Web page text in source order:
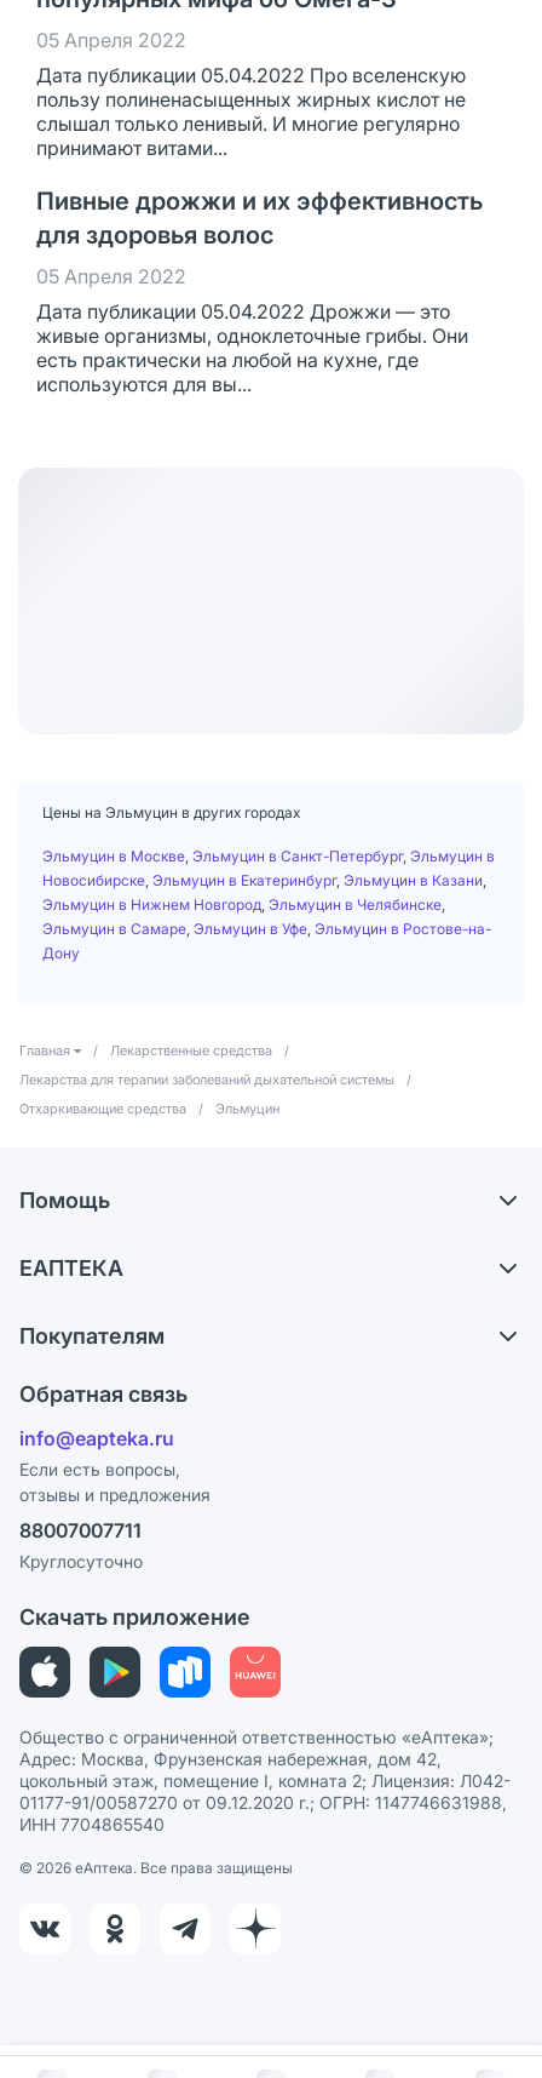
05 Апреля 2022
Дата публикации 05.04.2022 Про вселенскую
пользу полиненасыщенных жирных кислот не
слышал только ленивый. И многие регулярно
принимают витами...
Пивные дрожжи и их эффективность
для здоровья волос
05 Апреля 2022
Дата публикации 05.04.2022 Дрожжи — это
живые организмы, одноклеточные грибы. Они
есть практически на любой на кухне, где
используются для вы...
Цены на Эльмуцин в других городах
Эльмуцин в Москве Эльмуцин в Санкт-Петербург, Эльмуцин в
Новосибирске Эльмуцин в Екатеринбург, Эльмуцин в Казани
Эльмуцин в Нижнем Новгород Эльмуцин в Челябинске
Эльмуцин в Самаре Эльмуцин в Уфе Эльмуцин в Ростове-на-
Дону
Главная / Лекарственные средства
/
Лекарства для терапии заболеваний дыхательной системы
/
Отхаркивающие средства
/ Эльмуцин
Помощь
Обмен и возврат
Блог
ЕАПТЕКА
Карьера
Поставщики
Лицензия
Реклама на сайте
Ваши товары на ЕАПТЕКЕ
Покупателям
Программа СберСпасибо
Политика конфиденциальности
Пользовательское соглашение
Политика рекомендаций
Этика и соответствие
Политика в отношении обработки персональных данных
Обратная связь
info@eapteka.ru
Если есть вопросы,
отзывы и предложения
88007007711
Круглосуточно
Скачать приложение
Общество с ограниченной ответственностью «еАптека»;
Адрес: Москва, Фрунзенская набережная, дом 42,
цокольный этаж, помещение I, комната 2; Лицензия: Л042-
01177-91/00587270 от 09.12.2020 г.; ОГРН: 1147746631988,
ИНН 7704865540
© 2026 eАптека. Все права защищены